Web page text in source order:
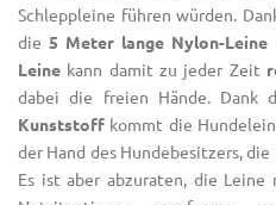
Schleppleine führen würden.
die 5 Meter lange Nylon-Leine
Leine kann damit zu jeder Zeit
dabei die freien Hände. Dank
Kunststoff kommt die
der Hand des Hundebesitzers,
Es ist aber abzuraten, die